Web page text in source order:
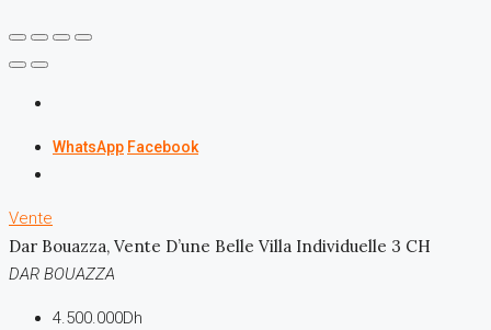
WhatsApp Facebook
Vente
Dar Bouazza, Vente D’une Belle Villa Individuelle 3 CH
DAR BOUAZZA
4.500.000Dh